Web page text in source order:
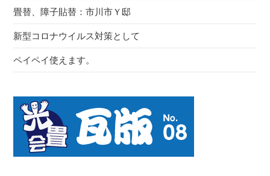
畳替、障子貼替：市川市Ｙ邸
新型コロナウイルス対策として
ペイペイ使えます。